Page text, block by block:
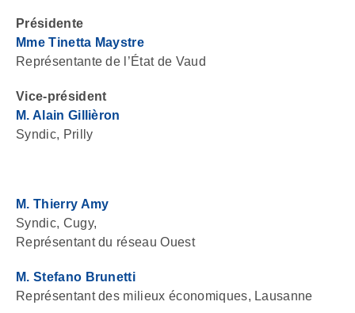
Présidente
Mme Tinetta Maystre
Représentante de l’État de Vaud
Vice-président
M. Alain Gillièron
Syndic, Prilly
M. Thierry Amy
Syndic, Cugy,
Représentant du réseau Ouest
M. Stefano Brunetti
Représentant des milieux économiques, Lausanne